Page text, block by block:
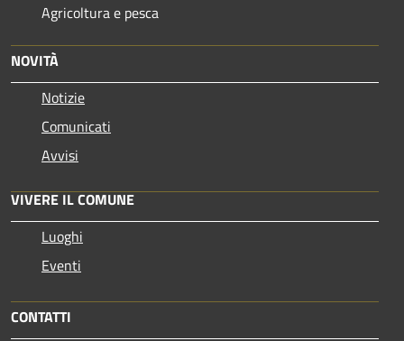
Agricoltura e pesca
NOVITÀ
Notizie
Comunicati
Avvisi
VIVERE IL COMUNE
Luoghi
Eventi
CONTATTI